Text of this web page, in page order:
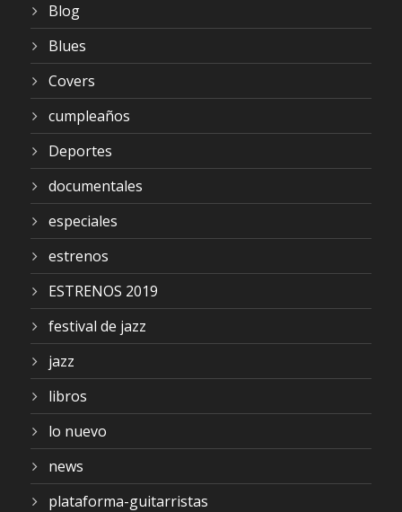
Blog
Blues
Covers
cumpleaños
Deportes
documentales
especiales
estrenos
ESTRENOS 2019
festival de jazz
jazz
libros
lo nuevo
news
plataforma-guitarristas